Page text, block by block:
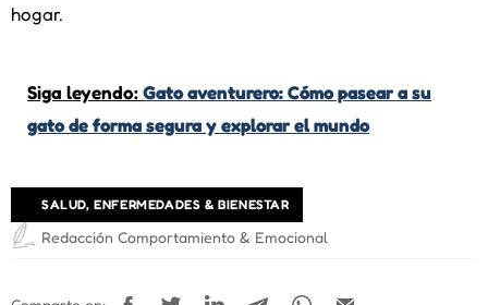
hogar.
Siga leyendo:Gato aventurero: Cómo pasear a su
gato de forma segura y explorar el mundo
SALUD, ENFERMEDADES & BIENESTAR
Redacción Comportamiento & Emocional